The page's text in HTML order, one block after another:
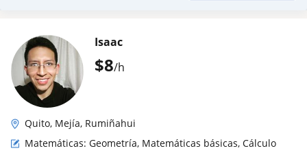
$8/h
Isaac
Quito, Mejía, Rumiñahui
Matemáticas: Geometría, Matemáticas básicas, Cálculo